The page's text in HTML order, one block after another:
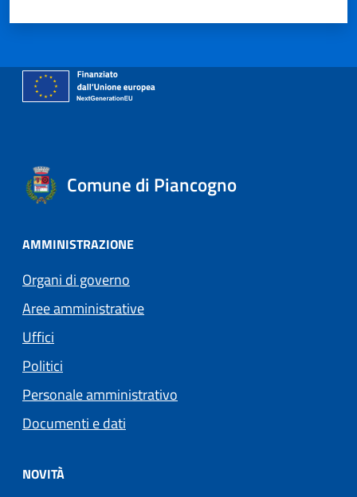
Comune di Piancogno
AMMINISTRAZIONE
Organi di governo
Aree amministrative
Uffici
Politici
Personale amministrativo
Documenti e dati
NOVITÀ